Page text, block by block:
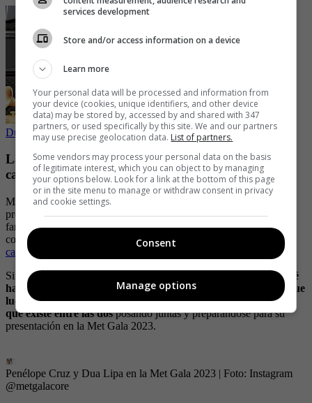
Dua Lipa: las 10 fotos más sexys de la popular cantante
La escena entre Penélope Cruz y Dua Lipa que
causó furor entre los fans de la Met Gala
Mientras esperaban el inicio de la transmisión, ambas celebridades
protagonizaron una emotiva escena que causó furor entre los
fanáticos de la Met Gala, donde se les vio bastante cerca
conversando y en medio de su charla no pasó desapercibida la
caricia que le dio la intérprete española a la cantante en su rostro
Sin duda alguna,
la cantante y la actriz han dado mucho de qué
hablar no solo por su derroche de elegancia por los vestidos que
lucieron, sino por dejar en evidencia la conexión tan especial
que existe entre las dosposando juntas y preparándose para su
presentación en la Met Gala 2023.
Penélope Cruz y Dua Lipa en la Met Gala 2023 | Foto: Instagram
@metgalacore
services development
Store and/or access information on a device
Learn more
Your personal data will be processed and information from
your device (cookies, unique identifiers, and other device
data) may be stored by, accessed by and shared with 347
partners, or used specifically by this site. We and our partners
may use precise geolocation data. List of partners.
Some vendors may process your personal data on the basis
of legitimate interest, which you can object to by managing
your options below. Look for a link at the bottom of this page
or in the site menu to manage or withdraw consent in privacy
and cookie settings.
Consent
Manage options